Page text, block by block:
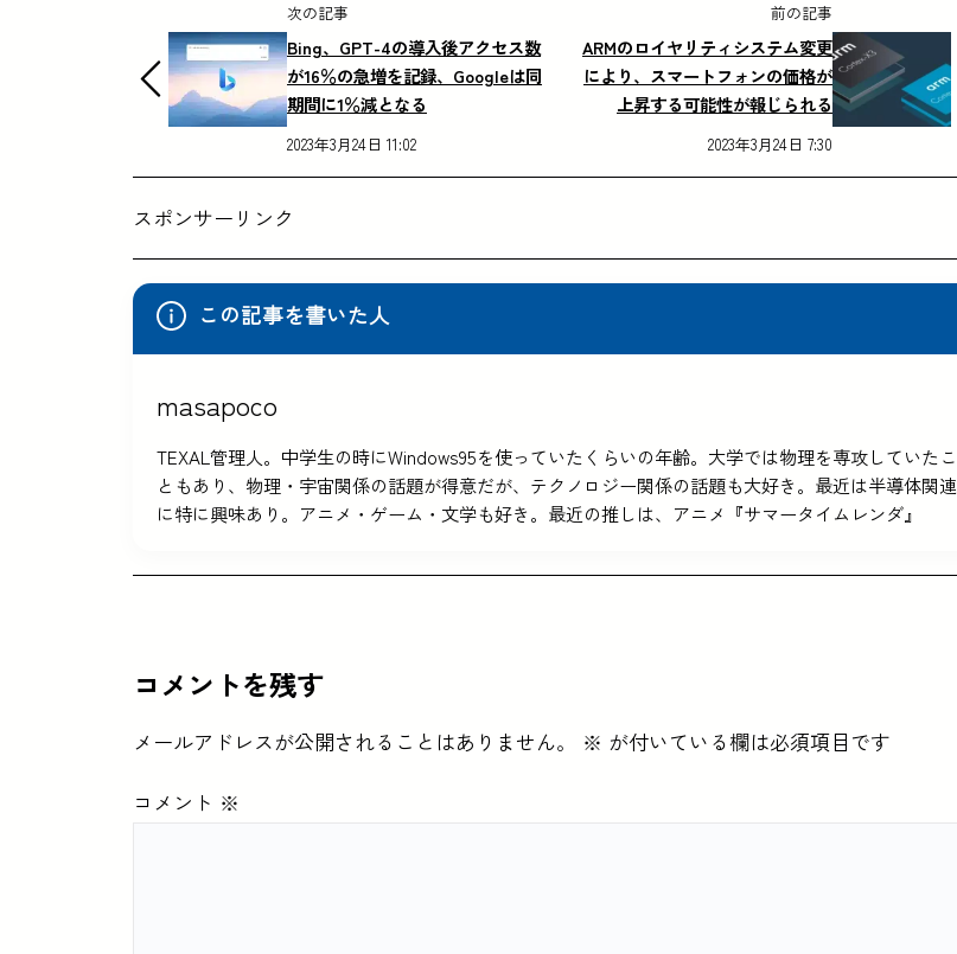
次の記事
Bing、GPT-4の導入後アクセス数
が16％の急増を記録、Googleは同
期間に1％減となる
2023年3月24日 11:02
前の記事
ARMのロイヤリティシステム変更
により、スマートフォンの価格が
上昇する可能性が報じられる
2023年3月24日 7:30
スポンサーリンク
この記事を書いた人
masapoco
TEXAL管理人。中学生の時にWindows95を使っていたくらいの年齢。大学では物理を専攻していたこ
ともあり、物理・宇宙関係の話題が得意だが、テクノロジー関係の話題も大好き。最近は半導体関連
に特に興味あり。アニメ・ゲーム・文学も好き。最近の推しは、アニメ『サマータイムレンダ』
コメントを残す
メールアドレスが公開されることはありません。 ※ が付いている欄は必須項目です
コメント ※